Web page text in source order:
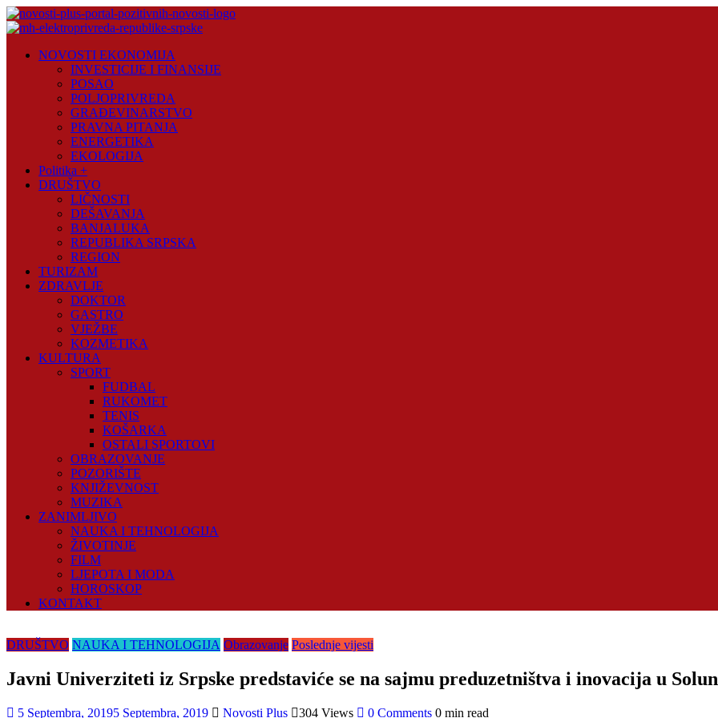
Skip
to
Plus
NOVOSTI EKONOMIJA
INVESTICIJE I FINANSIJE
POSAO
POLJOPRIVREDA
GRAĐEVINARSTVO
PRAVNA PITANJA
ENERGETIKA
EKOLOGIJA
Politika +
DRUŠTVO
LIČNOSTI
DEŠAVANJA
BANJALUKA
REPUBLIKA SRPSKA
REGION
TURIZAM
ZDRAVLJE
DOKTOR
GASTRO
VJEŽBE
KOZMETIKA
KULTURA
SPORT
FUDBAL
RUKOMET
TENIS
KOŠARKA
OSTALI SPORTOVI
OBRAZOVANJE
POZORIŠTE
KNJIŽEVNOST
MUZIKA
ZANIMLJIVO
NAUKA I TEHNOLOGIJA
ŽIVOTINJE
FILM
LJEPOTA I MODA
HOROSKOP
KONTAKT
DRUŠTVO NAUKA I TEHNOLOGIJA Obrazovanje Poslednje vijesti
Javni Univerziteti iz Srpske predstaviće se na sajmu preduzetništva i inovacija u
5 Septembra, 20195 Septembra, 2019 Novosti Plus 304 Views 0 Comments 0 min read